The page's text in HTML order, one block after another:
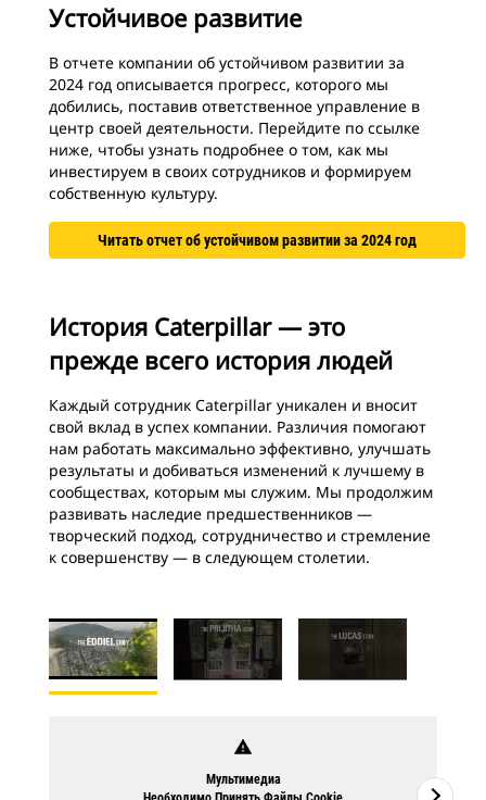
Устойчивое развитие
В отчете компании об устойчивом развитии за
2024 год описывается прогресс, которого мы
добились, поставив ответственное управление в
центр своей деятельности. Перейдите по ссылке
ниже, чтобы узнать подробнее о том, как мы
инвестируем в своих сотрудников и формируем
собственную культуру.
Читать отчет об устойчивом развитии за 2024 год
История Caterpillar — это
прежде всего история людей
Каждый сотрудник Caterpillar уникален и вносит
свой вклад в успех компании. Различия помогают
нам работать максимально эффективно, улучшать
результаты и добиваться изменений к лучшему в
сообществах, которым мы служим. Мы продолжим
развивать наследие предшественников —
творческий подход, сотрудничество и стремление
к совершенству — в следующем столетии.
warning
Мультимедиа